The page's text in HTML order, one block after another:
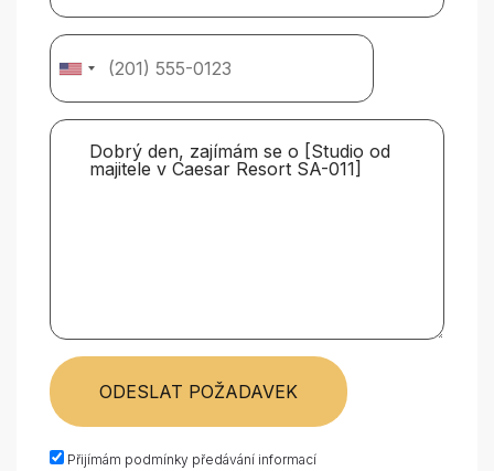
ODESLAT POŽADAVEK
Přijímám podmínky předávání informací